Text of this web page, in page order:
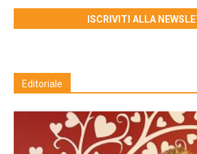
ISCRIVITI ALLA
Editoriale